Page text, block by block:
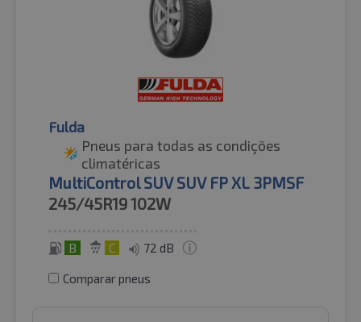
Fulda
Pneus para todas as condições
climatéricas
MultiControl SUV SUV FP XL 3PMSF
245/45R19102W
B C 72 dB
Comparar pneus